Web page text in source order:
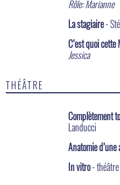
Rôle: Marianne
La stagiaire-
C’est quoi cette
Jessica
THÉÂTRE
Complètement
Landucci
Anatomie d’une
In vitro-